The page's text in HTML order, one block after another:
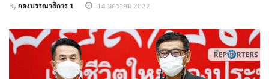
Byกองบรรณาธิการ 1 14 มกราคม 2022